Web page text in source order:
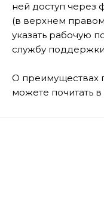
ней доступ через
(в верхнем правом
указать рабочую
службу
О преимуществах
можете почитать